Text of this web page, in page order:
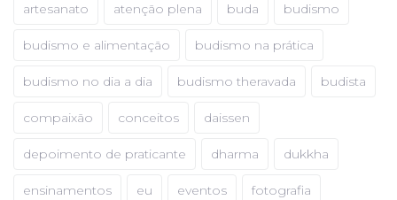
artesanato atenção plena buda budismo
budismo e alimentação budismo na prática
budismo no dia a dia budismo theravada budista
compaixão conceitos daissen
depoimento de praticante dharma dukkha
ensinamentos eu eventos fotografia